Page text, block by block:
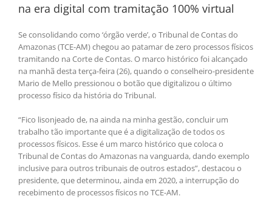
na era digital com tramitação 100% virtual
Se consolidando como ‘órgão verde’, o Tribunal de Contas do
Amazonas (TCE-AM) chegou ao patamar de zero processos físicos
tramitando na Corte de Contas. O marco histórico foi alcançado
na manhã desta terça-feira (26), quando o conselheiro-presidente
Mario de Mello pressionou o botão que digitalizou o último
processo físico da história do Tribunal.
“Fico lisonjeado de, na ainda na minha gestão, concluir um
trabalho tão importante que é a digitalização de todos os
processos físicos. Esse é um marco histórico que coloca o
Tribunal de Contas do Amazonas na vanguarda, dando exemplo
inclusive para outros tribunais de outros estados”, destacou o
presidente, que determinou, ainda em 2020, a interrupção do
recebimento de processos físicos no TCE-AM.